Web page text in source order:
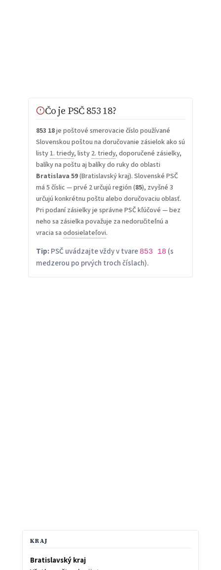
Čo je PSČ 853 18?
853 18je poštové smerovacie číslo používané
Slovenskou poštou na doručovanie zásielok ako sú
listy 1. triedy, listy 2. triedy, doporučené zásielky,
balíky na poštu aj balíky do ruky do oblasti
Bratislava 59(Bratislavský kraj). Slovenské PSČ
má 5 číslic — prvé 2 určujú región (85), zvyšné 3
určujú konkrétnu poštu alebo doručovaciu oblasť.
Pri podaní zásielky je správne PSČ kľúčové — bez
neho sa zásielka považuje za nedoručiteľnú a
vracia sa odosielateľovi.
Tip:PSČ uvádzajte vždy v tvare 853 18 (s
medzerou po prvých troch číslach).
KRAJ
Bratislavský kraj